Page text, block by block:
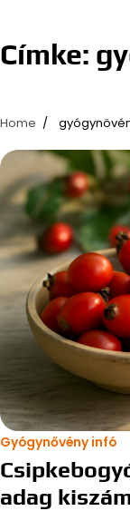
Címke:
Home
Gyógynővény infó
adag